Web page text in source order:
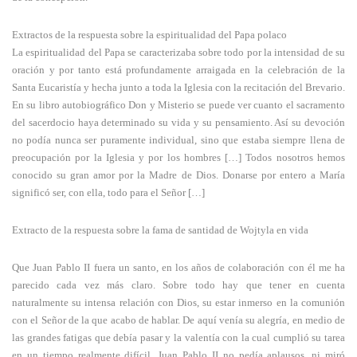
Extractos de la respuesta sobre la espiritualidad del Papa polaco
La espiritualidad del Papa se caracterizaba sobre todo por la intensidad de su
oración y por tanto está profundamente arraigada en la celebración de la
Santa Eucaristía y hecha junto a toda la Iglesia con la recitación del Brevario.
En su libro autobiográfico Don y Misterio se puede ver cuanto el sacramento
del sacerdocio haya determinado su vida y su pensamiento. Así su devoción
no podía nunca ser puramente individual, sino que estaba siempre llena de
preocupación por la Iglesia y por los hombres […] Todos nosotros hemos
conocido su gran amor por la Madre de Dios. Donarse por entero a María
significó ser, con ella, todo para el Señor […]
Extracto de la respuesta sobre la fama de santidad de Wojtyla en vida
Que Juan Pablo II fuera un santo, en los años de colaboración con él me ha
parecido cada vez más claro. Sobre todo hay que tener en cuenta
naturalmente su intensa relación con Dios, su estar inmerso en la comunión
con el Señor de la que acabo de hablar. De aquí venía su alegría, en medio de
las grandes fatigas que debía pasar y la valentía con la cual cumplió su tarea